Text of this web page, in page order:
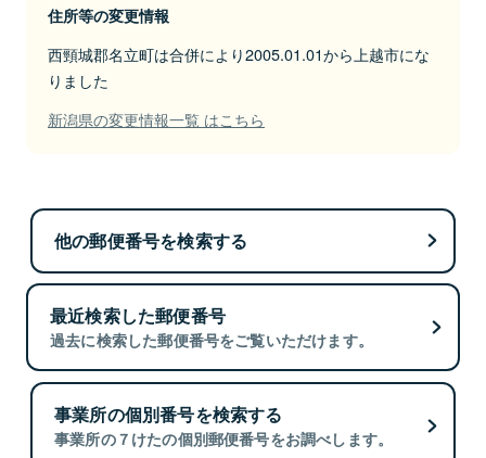
住所等の変更情報
西頸城郡名立町は合併により2005.01.01から上越市にな
りました
新潟県の変更情報一覧 はこちら
他の郵便番号を検索する
最近検索した郵便番号
過去に検索した郵便番号をご覧いただけます。
事業所の個別番号を検索する
事業所の７けたの個別郵便番号をお調べします。